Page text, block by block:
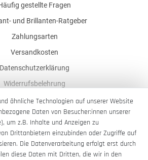
gestellte Fragen
und Brillanten-Ratgeber
Zahlungsarten
Versandkosten
Datenschutzerklärung
Widerrufsbelehrung
AGB
Impressum
ähnliche Technologien auf unserer Website
Daten von Besucher:innen unserer
um z.B. Inhalte und Anzeigen zu
Drittanbietern einzubinden oder Zugriffe auf
Die Datenverarbeitung erfolgt erst durch
diese Daten mit Dritten, die wir in den